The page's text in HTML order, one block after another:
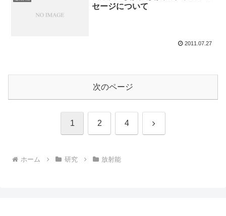
セージについて
2011.07.27
次のページ
1 2 4 次
ホーム 研究 放射能